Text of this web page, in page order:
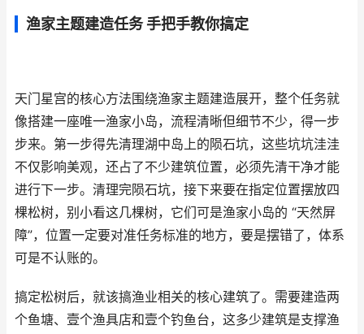
渔家主题建造任务 手把手教你搞定
天门星宫的核心方法围绕渔家主题建造展开，整个任务就
像搭建一座唯一渔家小岛，流程清晰但细节不少，得一步
步来。第一步得先清理湖中岛上的陨石坑，这些坑坑洼洼
不仅影响美观，还占了不少建筑位置，必须先清干净才能
进行下一步。清理完陨石坑，接下来要在指定位置摆放四
棵松树，别小看这几棵树，它们可是渔家小岛的 “天然屏
障”，位置一定要对准任务标准的地方，要是摆错了，体系
可是不认账的。
搞定松树后，就该搞渔业相关的核心建筑了。需要建造两
个鱼塘、壹个渔具店和壹个钓鱼台，这多少建筑是支撑渔